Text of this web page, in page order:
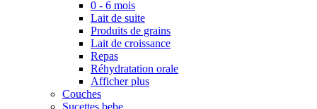
0 - 6 mois
Lait de suite
Produits de grains
Lait de croissance
Repas
Réhydratation orale
Afficher plus
Couches
Sucettes bebe